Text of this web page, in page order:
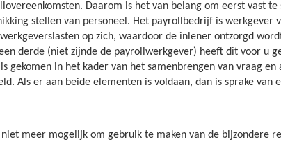
Daarom is het van belang om eerst vast
stellen van personeel. Het payrollbedrijf is werkgever
op zich, waardoor de inlener ontzorgd
derde (niet zijnde de payrollwerkgever) heeft dit voor u
gekomen in het kader van het samenbrengen van vraag
Als er aan beide elementen is voldaan, dan is sprake
meer mogelijk om gebruik te maken van de bijzondere